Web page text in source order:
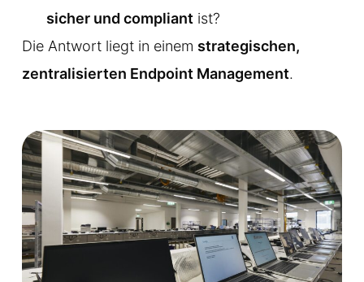
sicher und compliant ist?
Die Antwort liegt in einem strategischen,
zentralisierten Endpoint Management.